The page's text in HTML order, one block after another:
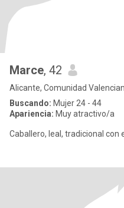
Marce, 42
Alicante, Comunidad
Buscando: Mujer 24 - 44
Apariencia: Muy atractivo/a
Caballero, leal, tradicional con